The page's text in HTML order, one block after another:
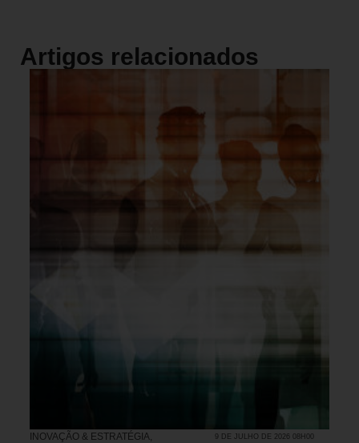
Artigos relacionados
INOVAÇÃO & ESTRATÉGIA,
9 DE JULHO DE 2026 08H00